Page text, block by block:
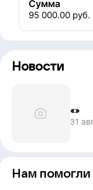
Сумма
95 000.00 руб.
Новости
«»
31
Нам помогли